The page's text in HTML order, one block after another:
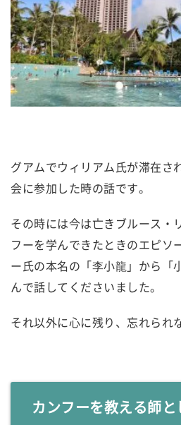
グアムでウィリアム氏が滞在さ
会に参加した時の話です。
その時には今は亡きブルース・
フーを学んできたときのエピソ
ー氏の本名の「李小龍」から「
んで話してくださいました。
それ以外に心に残り、忘れられ
カンフーを教える師